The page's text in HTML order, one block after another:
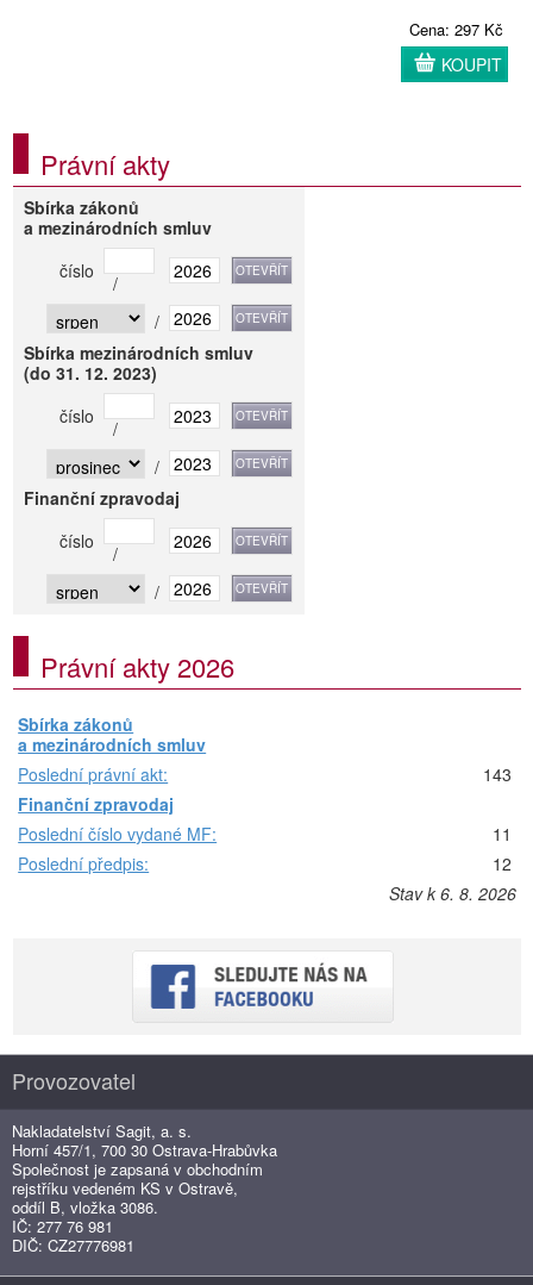
Cena: 297 Kč
KOUPIT
Právní akty
Sbírka zákonů
a mezinárodních smluv
číslo
/
/
Sbírka mezinárodních smluv
(do 31. 12. 2023)
číslo
/
/
Finanční zpravodaj
číslo
/
/
Právní akty 2026
Sbírka zákonů
a mezinárodních smluv
Poslední právní akt:
143
Finanční zpravodaj
Poslední číslo vydané MF:
11
Poslední předpis:
12
Stav k 6. 8. 2026
Provozovatel
Nakladatelství Sagit, a. s.
Horní 457/1, 700 30 Ostrava-Hrabůvka
Společnost je zapsaná v obchodním
rejstříku vedeném KS v Ostravě,
oddíl B, vložka 3086.
IČ: 277 76 981
DIČ: CZ27776981